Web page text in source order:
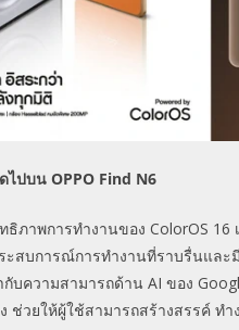
ปบน OPPO Find N6
าพการทำงานของ ColorOS 16
ะสบการณ์การทำงานที่ราบรื่นแล
บความสามารถด้าน AI ของ
ช่วยให้ผู้ใช้สามารถสร้างสรรค์ ท